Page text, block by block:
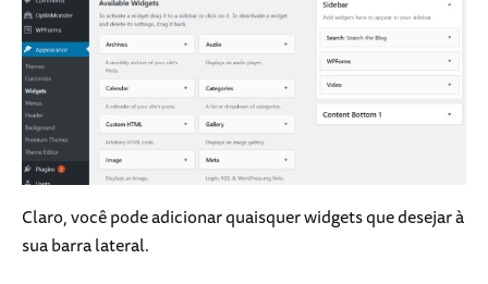
Claro, você pode adicionar quaisquer widgets que desejar à
sua barra lateral.